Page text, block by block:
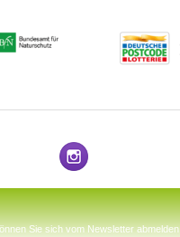
Sie sich vom Newsletter abmelden